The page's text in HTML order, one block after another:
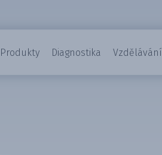
Produkty Diagnostika Vzdělávání